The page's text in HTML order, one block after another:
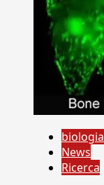
biologia
News
Ricerca